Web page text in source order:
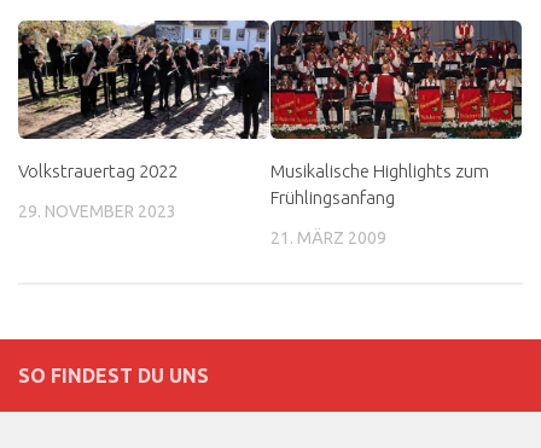
Volkstrauertag 2022
29. NOVEMBER 2023
Musikalische Highlights zum
Frühlingsanfang
21. MÄRZ 2009
SO FINDEST DU UNS